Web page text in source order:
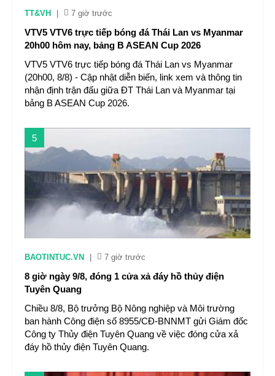
TT&VH 7 giờ trước
VTV5 VTV6 trực tiếp bóng đá Thái Lan vs Myanmar
20h00 hôm nay, bảng B ASEAN Cup 2026
VTV5 VTV6 trực tiếp bóng đá Thái Lan vs Myanmar
(20h00, 8/8) - Cập nhật diễn biến, link xem và thông tin
nhận định trận đấu giữa ĐT Thái Lan và Myanmar tại
bảng B ASEAN Cup 2026.
5
BAOTINTUC.VN 7 giờ trước
8 giờ ngày 9/8, đóng 1 cửa xả đáy hồ thủy điện
Tuyên Quang
Chiều 8/8, Bộ trưởng Bộ Nông nghiệp và Môi trường
ban hành Công điện số 8955/CĐ-BNNMT gửi Giám đốc
Công ty Thủy điện Tuyên Quang về việc đóng cửa xả
đáy hồ thủy điện Tuyên Quang.